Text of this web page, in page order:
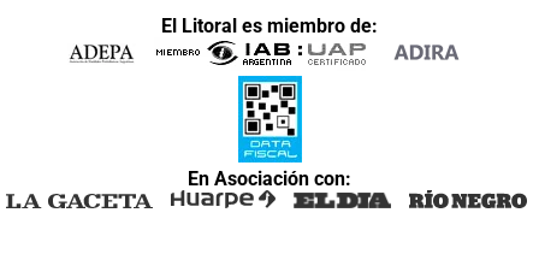
El Litoral es miembro de:
En Asociación con: